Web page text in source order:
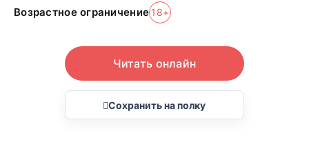
Возрастное ограничение 18+
Читать онлайн
Сохранить на полку